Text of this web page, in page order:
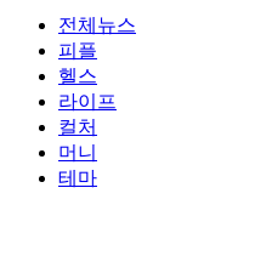
전체뉴스
피플
헬스
라이프
컬처
머니
테마